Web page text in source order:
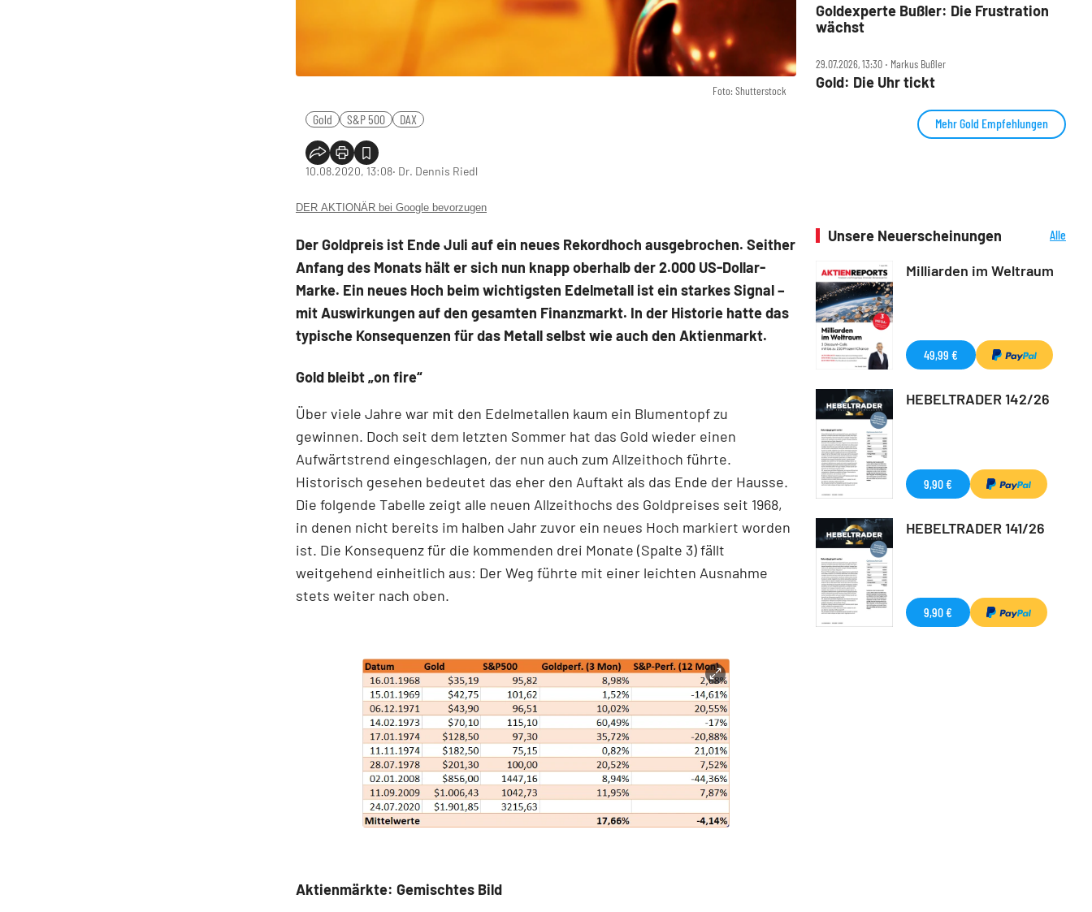
Foto: Shutterstock
Gold S&P 500 DAX
10.08.2020, 13:08‧ Dr. Dennis Riedl
DER AKTIONÄR bei Google bevorzugen
Der Goldpreis ist Ende Juli auf ein neues Rekordhoch ausgebrochen. Seither
Anfang des Monats hält er sich nun knapp oberhalb der 2.000 US-Dollar-
Marke. Ein neues Hoch beim wichtigsten Edelmetall ist ein starkes Signal –
mit Auswirkungen auf den gesamten Finanzmarkt. In der Historie hatte das
typische Konsequenzen für das Metall selbst wie auch den Aktienmarkt.
Gold bleibt „on fire“
Über viele Jahre war mit den Edelmetallen kaum ein Blumentopf zu
gewinnen. Doch seit dem letzten Sommer hat das Gold wieder einen
Aufwärtstrend eingeschlagen, der nun auch zum Allzeithoch führte.
Historisch gesehen bedeutet das eher den Auftakt als das Ende der Hausse.
Die folgende Tabelle zeigt alle neuen Allzeithochs des Goldpreises seit 1968,
in denen nicht bereits im halben Jahr zuvor ein neues Hoch markiert worden
ist. Die Konsequenz für die kommenden drei Monate (Spalte 3) fällt
weitgehend einheitlich aus: Der Weg führte mit einer leichten Ausnahme
stets weiter nach oben.
Aktienmärkte: Gemischtes Bild
Goldexperte Bußler: Die Frustration
wächst
29.07.2026, 13:30 ‧ Markus Bußler
Gold: Die Uhr tickt
Mehr Gold Empfehlungen
Unsere Neuerscheinungen
Alle
Milliarden im Weltraum
49,99 €
HEBELTRADER 142/26
9,90 €
HEBELTRADER 141/26
9,90 €